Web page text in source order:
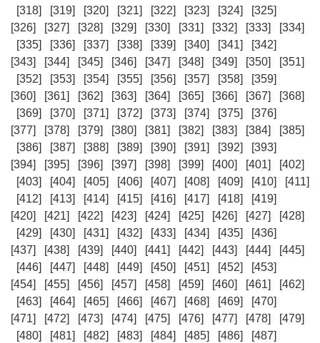
[318]
[319] [320] [321] [322] [323] [324]
[325]
[326]
[327] [328] [329] [330] [331] [332] [333]
[334]
[335]
[336] [337] [338] [339] [340] [341]
[342]
[343]
[344] [345] [346] [347] [348] [349] [350]
[351]
[352]
[353] [354] [355] [356] [357] [358]
[359]
[360]
[361] [362] [363] [364] [365] [366] [367]
[368]
[369]
[370] [371] [372] [373] [374] [375]
[376]
[377]
[378] [379] [380] [381] [382] [383] [384]
[385]
[386]
[387] [388] [389] [390] [391] [392]
[393]
[394]
[395] [396] [397] [398] [399] [400] [401]
[402]
[403]
[404] [405] [406] [407] [408] [409] [410]
[411]
[412]
[413] [414] [415] [416] [417] [418]
[419]
[420]
[421] [422] [423] [424] [425] [426] [427]
[428]
[429]
[430] [431] [432] [433] [434] [435]
[436]
[437]
[438] [439] [440] [441] [442] [443] [444]
[445]
[446]
[447] [448] [449] [450] [451] [452]
[453]
[454]
[455] [456] [457] [458] [459] [460] [461]
[462]
[463]
[464] [465] [466] [467] [468] [469]
[470]
[471]
[472] [473] [474] [475] [476] [477] [478]
[479]
[480]
[481] [482] [483] [484] [485] [486]
[487]